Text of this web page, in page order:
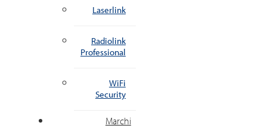
Laserlink
Radiolink
Professional
WiFi
Security
Marchi